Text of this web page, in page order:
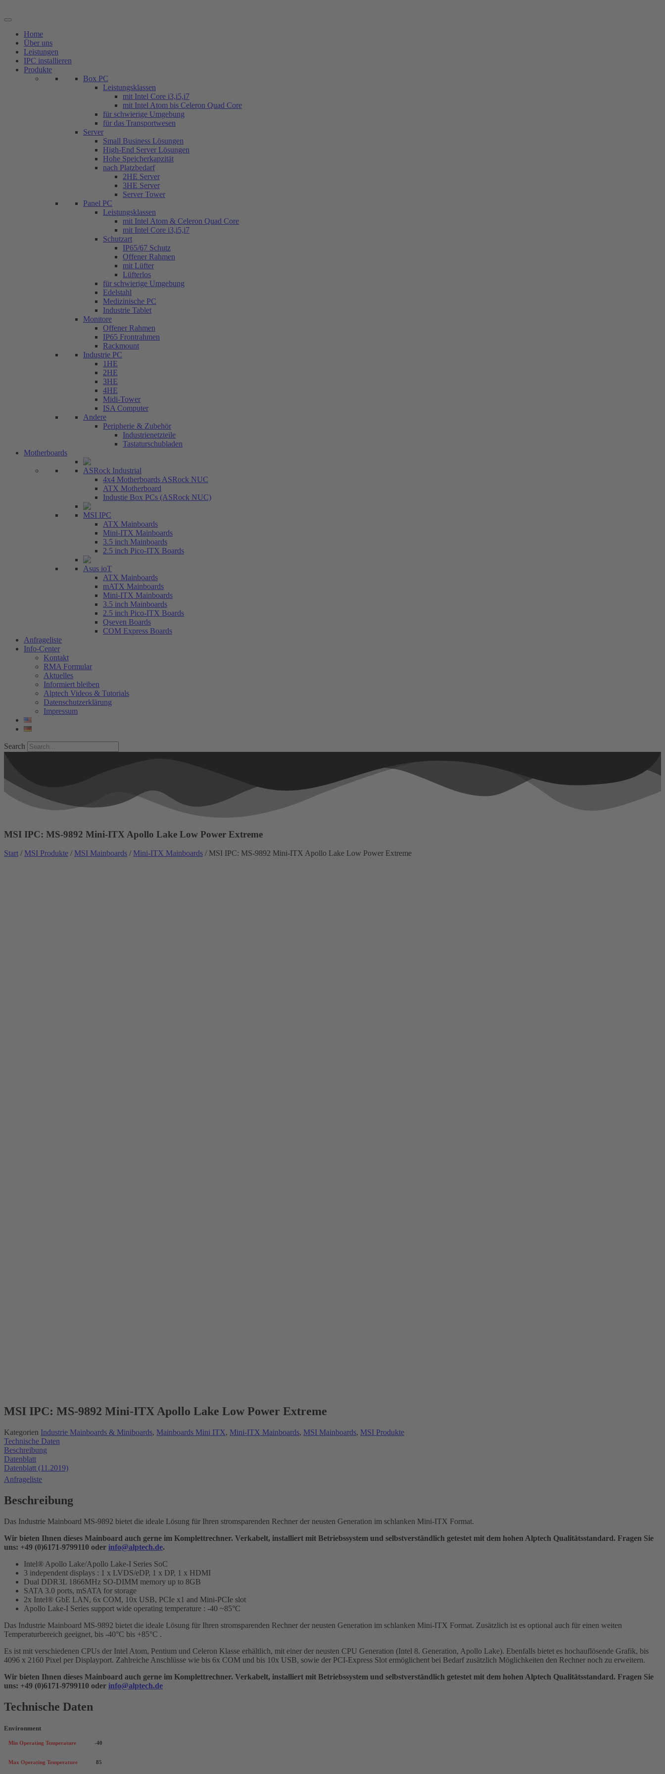
Inhalt
Home
Über uns
Leistungen
IPC installieren
Produkte
Box PC
Leistungsklassen
mit Intel Core i3,i5,i7
mit Intel Atom bis Celeron Quad Core
für schwierige Umgebung
für das Transportwesen
Server
Small Business Lösungen
High-End Server Lösungen
Hohe Speicherkapzität
nach Platzbedarf
2HE Server
3HE Server
Server Tower
Panel PC
Leistungsklassen
mit Intel Atom & Celeron Quad Core
mit Intel Core i3,i5,i7
Schutzart
IP65/67 Schutz
Offener Rahmen
mit Lüfter
Lüfterlos
für schwierige Umgebung
Edelstahl
Medizinische PC
Industrie Tablet
Monitore
Offener Rahmen
IP65 Frontrahmen
Rackmount
Industrie PC
1HE
2HE
3HE
4HE
Midi-Tower
ISA Computer
Andere
Peripherie & Zubehör
Industrienetzteile
Tastaturschubladen
Motherboards
ASRock Industrial
4x4 Motherboards ASRock NUC
ATX Motherboard
Industie Box PCs (ASRock NUC)
MSI IPC
ATX Mainboards
Mini-ITX Mainboards
3.5 inch Mainboards
2.5 inch Pico-ITX Boards
Asus ioT
ATX Mainboards
mATX Mainboards
Mini-ITX Mainboards
3.5 inch Mainboards
2.5 inch Pico-ITX Boards
Qseven Boards
COM Express Boards
Anfrageliste
Info-Center
Kontakt
RMA Formular
Aktuelles
Informiert bleiben
Alptech Videos & Tutorials
Datenschutzerklärung
Impressum
Search
MSI IPC: MS-9892 Mini-ITX Apollo Lake Low Power Extreme
Start / MSI Produkte / MSI Mainboards / Mini-ITX Mainboards / MSI IPC: MS-9892 Mini-ITX Apollo Lake Low Power Extreme
MSI IPC: MS-9892 Mini-ITX Apollo Lake Low Power Extreme
Kategorien Industrie Mainboards & Miniboards, Mainboards Mini ITX, Mini-ITX Mainboards, MSI Mainboards, MSI Produkte
Technische Daten
Beschreibung
Datenblatt
Datenblatt (11.2019)
Anfrageliste
Beschreibung
Das Industrie Mainboard MS-9892 bietet die ideale Lösung für Ihren stromsparenden Rechner der neusten Generation im schlanken Mini-ITX Format.
Wir bieten Ihnen dieses Mainboard auch gerne im Komplettrechner. Verkabelt, installiert mit Betriebssystem und selbstverständlich getestet mit dem hohen Alptech Qualitätsstandard. Fragen Sie
uns: +49 (0)6171-9799110 oder info@alptech.de.
Intel® Apollo Lake/Apollo Lake-I Series SoC
3 independent displays : 1 x LVDS/eDP, 1 x DP, 1 x HDMI
Dual DDR3L 1866MHz SO-DIMM memory up to 8GB
SATA 3.0 ports, mSATA for storage
2x Intel® GbE LAN, 6x COM, 10x USB, PCIe x1 and Mini-PCIe slot
Apollo Lake-I Series support wide operating temperature : -40 ~85°C
Das Industrie Mainboard MS-9892 bietet die ideale Lösung für Ihren stromsparenden Rechner der neusten Generation im schlanken Mini-ITX Format. Zusätzlich ist es optional auch für einen weiten
Temperaturbereich geeignet, bis -40°C bis +85°C .
Es ist mit verschiedenen CPUs der Intel Atom, Pentium und Celeron Klasse erhältlich, mit einer der neusten CPU Generation (Intel 8. Generation, Apollo Lake). Ebenfalls bietet es hochauflösende Grafik, bis
4096 x 2160 Pixel per Displayport. Zahlreiche Anschlüsse wie bis 6x COM und bis 10x USB, sowie der PCI-Express Slot ermöglichent bei Bedarf zusätzlich Möglichkeiten den Rechner noch zu erweitern.
Wir bieten Ihnen dieses Mainboard auch gerne im Komplettrechner. Verkabelt, installiert mit Betriebssystem und selbstverständlich getestet mit dem hohen Alptech Qualitätsstandard. Fragen Sie
uns: +49 (0)6171-9799110 oder info@alptech.de
Technische Daten
Environment
Min Operating Temperature -40
Max Operating Temperature 85